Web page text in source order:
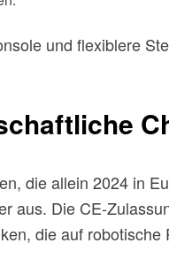
und flexiblere
die allein 2024 in
aus. Die CE-
die auf